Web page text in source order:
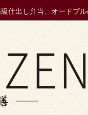
仕出し弁当、オードブ
HOME